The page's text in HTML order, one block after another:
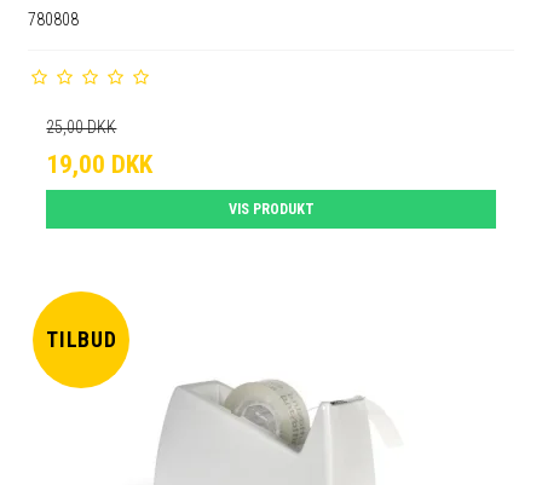
780808
25,00 DKK
19,00 DKK
VIS PRODUKT
TILBUD